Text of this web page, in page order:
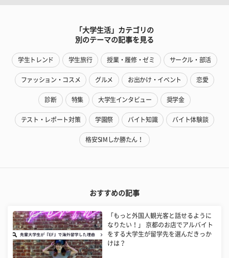
「大学生活」カテゴリの
別のテーマの記事を見る
学生トレンド 学生旅行 授業・履修・ゼミ サークル・部活
ファッション・コスメ グルメ お出かけ・イベント 恋愛
診断 特集 大学生インタビュー 奨学金
テスト・レポート対策 学園祭 バイト知識 バイト体験談
格安SIMしか勝たん！
おすすめの記事
「もっと外国人観光客と話せるように
なりたい！」 京都のお店でアルバイト
をする大学生が留学先を選んだきっか
けは？